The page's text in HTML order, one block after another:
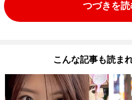
つづきを読
こんな記事も読ま